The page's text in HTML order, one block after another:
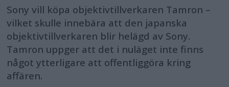
Sony vill köpa objektivtillverkaren Tamron –
vilket skulle innebära att den japanska
objektivtillverkaren blir helägd av Sony.
Tamron uppger att det i nuläget inte finns
något ytterligare att offentliggöra kring
affären.